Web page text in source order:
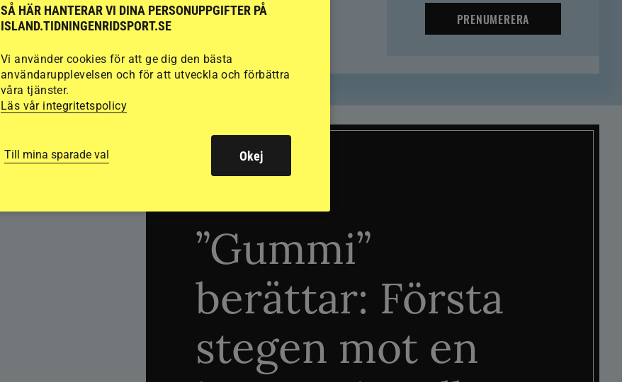
PRENUMERERA
TRÄNINGSTIPS
”Gummi”
berättar: Första
stegen mot en
SÅ HÄR HANTERAR VI DINA PERSONUPPGIFTER PÅ
ISLAND.TIDNINGENRIDSPORT.SE
Vi använder cookies för att ge dig den bästa
användarupplevelsen och för att utveckla och förbättra
våra tjänster.
Läs vår integritetspolicy
Till mina sparade val Okej